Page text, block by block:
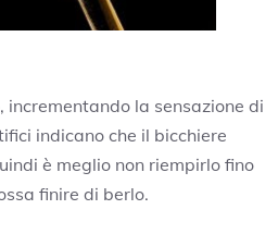
incrementando la sensazione di
indicano che il bicchiere
è meglio non riempirlo fino
finire di berlo.